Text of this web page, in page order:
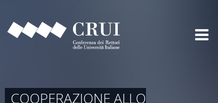
COOPERAZIONE ALLO